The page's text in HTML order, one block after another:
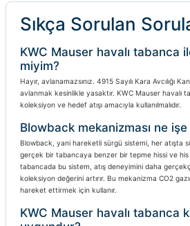
Sıkça Sorulan
KWC Mauser havalı tabanca
miyim?
Hayır, avlanamazsınız. 4915 Sayılı Kara Avcılığı
avlanmak kesinlikle yasaktır. KWC Mauser havalı
koleksiyon ve hedef atışı amacıyla kullanılmalıdır.
Blowback mekanizması ne
Blowback, yani hareketli sürgü sistemi, her atışta
gerçek bir tabancaya benzer bir tepme hissi ve his
tabancada bu sistem, atış deneyimini daha
koleksiyon değerini artırır. Bu mekanizma CO2
hareket ettirmek için kullanır.
KWC Mauser havalı tabanca